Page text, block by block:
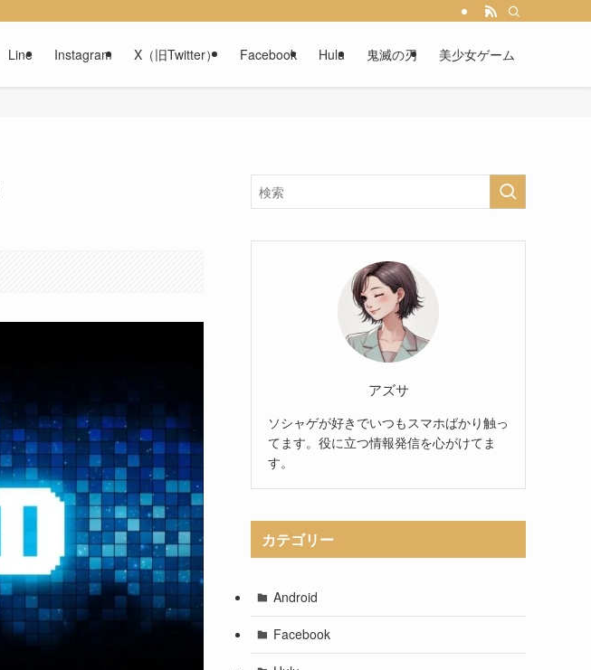
Line Instagram X（旧Twitter） Facebook Hulu 鬼滅の刃 美少女ゲーム
アズサ
ソシャゲが好きでいつもスマホばかり触っ
てます。役に立つ情報発信を心がけてま
す。
カテゴリー
Android
Facebook